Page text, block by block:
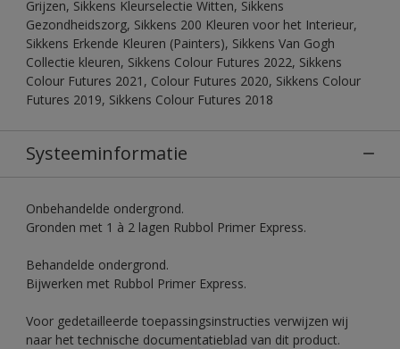
Grijzen, Sikkens Kleurselectie Witten, Sikkens
Gezondheidszorg, Sikkens 200 Kleuren voor het Interieur,
Sikkens Erkende Kleuren (Painters), Sikkens Van Gogh
Collectie kleuren, Sikkens Colour Futures 2022, Sikkens
Colour Futures 2021, Colour Futures 2020, Sikkens Colour
Futures 2019, Sikkens Colour Futures 2018
Systeeminformatie
Onbehandelde ondergrond.
Gronden met 1 à 2 lagen Rubbol Primer Express.
Behandelde ondergrond.
Bijwerken met Rubbol Primer Express.
Voor gedetailleerde toepassingsinstructies verwijzen wij
naar het technische documentatieblad van dit product.